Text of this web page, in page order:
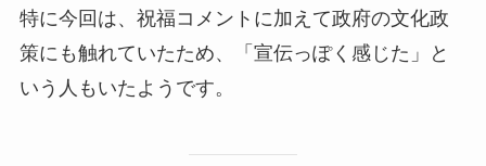
特に今回は、祝福コメントに加えて政府の文化政
策にも触れていたため、「宣伝っぽく感じた」と
いう人もいたようです。